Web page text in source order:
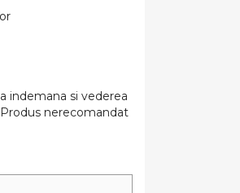
indemana si vederea
nerecomandat